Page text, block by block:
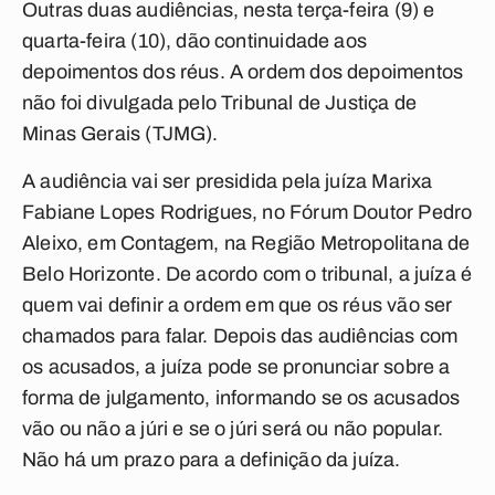
Outras duas audiências, nesta terça-feira (9) e
quarta-feira (10), dão continuidade aos
depoimentos dos réus. A ordem dos depoimentos
não foi divulgada pelo Tribunal de Justiça de
Minas Gerais (TJMG).
A audiência vai ser presidida pela juíza Marixa
Fabiane Lopes Rodrigues, no Fórum Doutor Pedro
Aleixo, em Contagem, na Região Metropolitana de
Belo Horizonte. De acordo com o tribunal, a juíza é
quem vai definir a ordem em que os réus vão ser
chamados para falar. Depois das audiências com
os acusados, a juíza pode se pronunciar sobre a
forma de julgamento, informando se os acusados
vão ou não a júri e se o júri será ou não popular.
Não há um prazo para a definição da juíza.